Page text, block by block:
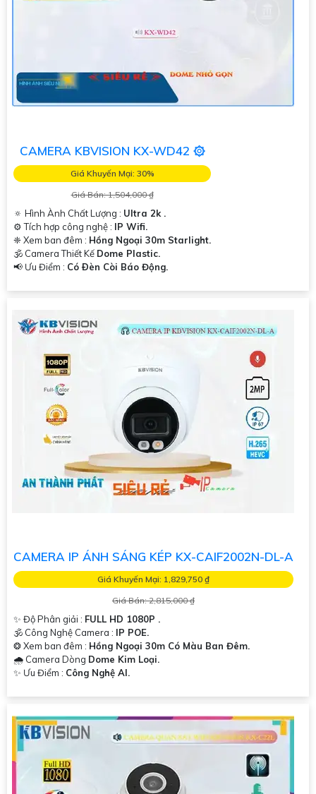
CAMERA KBVISION KX-WD42 ۞
Giá Khuyến Mại: 30%
Giá Bán: 1,504,000 ₫
🔅 Hình Ành Chất Lượng : Ultra 2k .
⚙ Tích hợp công nghệ : IP Wifi.
❈ Xem ban đêm : Hồng Ngoại 30m Starlight.
🕉️ Camera Thiết Kế Dome Plastic.
️📢 Ưu Điểm : Có Ðèn Còi Báo Động.
CAMERA IP ÁNH SÁNG KÉP KX-CAIF2002N-DL-A
Giá Khuyến Mại: 1,829,750 ₫
Giá Bán: 2,815,000 ₫
✨ Độ Phân giải : FULL HD 1080P .
🕉️ Công Nghệ Camera : IP POE.
❂ Xem ban đêm : Hồng Ngoại 30m Có Màu Ban Đêm.
🌧️ Camera Dòng Dome Kim Loại.
️✨ Ưu Điểm : Công Nghệ AI.